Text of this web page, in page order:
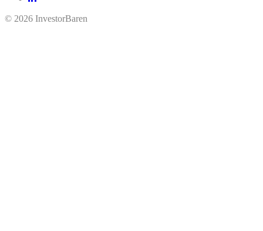
© 2026 InvestorBaren